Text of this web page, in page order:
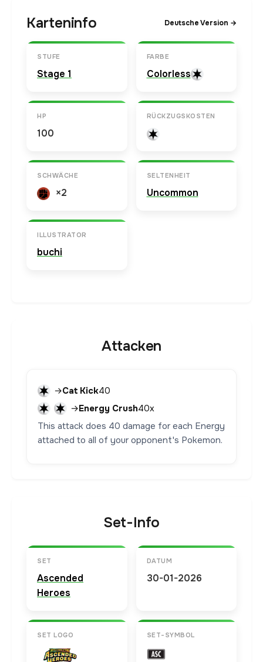
Karteninfo Deutsche Version →
STUFE
Stage 1
FARBE
Colorless
HP
100
RÜCKZUGSKOSTEN
SCHWÄCHE
×2
SELTENHEIT
Uncommon
ILLUSTRATOR
buchi
Attacken
→Cat Kick40
→Energy Crush40x
This attack does 40 damage for each Energy
attached to all of your opponent's Pokemon.
Set-Info
SET
Ascended
Heroes
DATUM
30-01-2026
SET LOGO SET-SYMBOL